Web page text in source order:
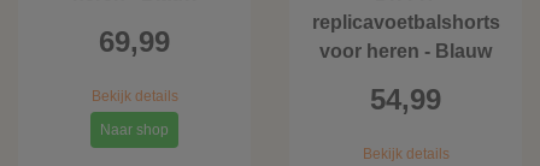
69,99
Bekijk details
Naar shop
replicavoetbalshorts
voor heren - Blauw
54,99
Bekijk details